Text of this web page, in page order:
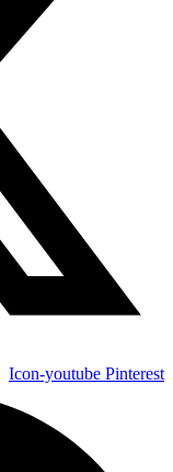
Icon-youtube Pinterest